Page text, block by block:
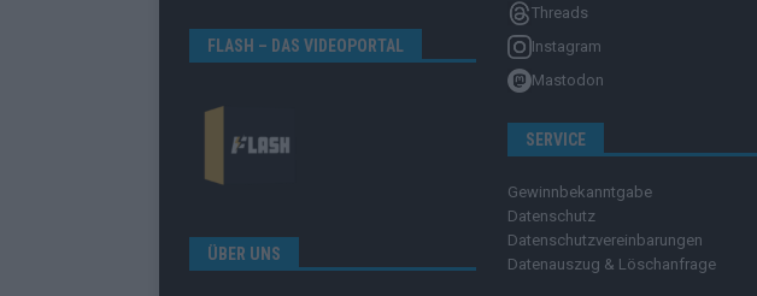
FLASH – DAS VIDEOPORTAL
ÜBER UNS
Threads
Instagram
Mastodon
SERVICE
Gewinnbekanntgabe
Datenschutz
Datenschutzvereinbarungen
Datenauszug & Löschanfrage